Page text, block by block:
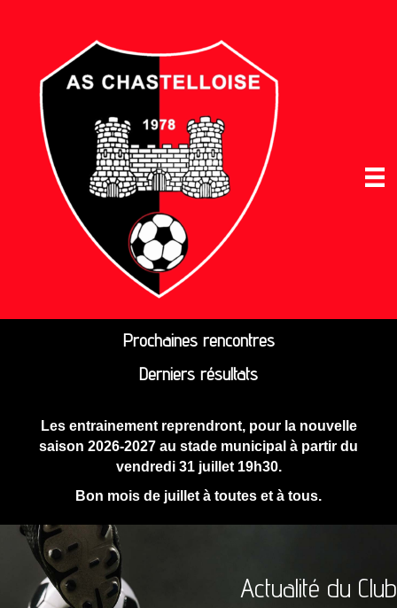
Prochaines rencontres
Derniers résultats
Les entrainement reprendront, pour la nouvelle
saison 2026-2027 au stade municipal à partir du
vendredi 31 juillet 19h30.
Bon mois de juillet à toutes et à tous.
Actualité du Club